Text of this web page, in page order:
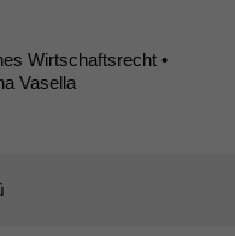
Wirtschaftsrecht •
Vasella